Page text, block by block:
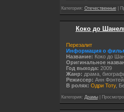
Категория: Отечественные|
Коко до
Перезалит
Информация о
Название: Коко до
Оригинальное
Год выхода: 2009
Жанр: драма,
Режиссер: Анн
В ролях: Одри Тоту,
Категория: Драмы|